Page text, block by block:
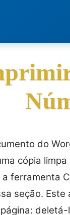
do
cópia
ferramenta
seção.